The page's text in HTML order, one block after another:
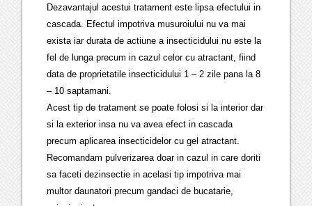
Dezavantajul acestui tratament este lipsa efectului in
cascada. Efectul impotriva musuroiului nu va mai
exista iar durata de actiune a insecticidului nu este la
fel de lunga precum in cazul celor cu atractant, fiind
data de proprietatile insecticidului 1 – 2 zile pana la 8
– 10 saptamani.
Acest tip de tratament se poate folosi si la interior dar
si la exterior insa nu va avea efect in cascada
precum aplicarea insecticidelor cu gel atractant.
Recomandam pulverizarea doar in cazul in care doriti
sa faceti dezinsectie in acelasi tip impotriva mai
multor daunatori precum gandaci de bucatarie,